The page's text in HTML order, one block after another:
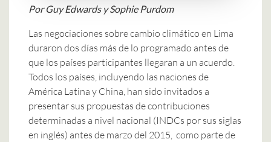
Por Guy Edwards y Sophie Purdom
Las negociaciones sobre cambio climático en Lima
duraron dos días más de lo programado antes de
que los países participantes llegaran a un acuerdo.
Todos los países, incluyendo las naciones de
América Latina y China, han sido invitados a
presentar sus propuestas de contribuciones
determinadas a nivel nacional (INDCs por sus siglas
en inglés) antes de marzo del 2015, como parte de